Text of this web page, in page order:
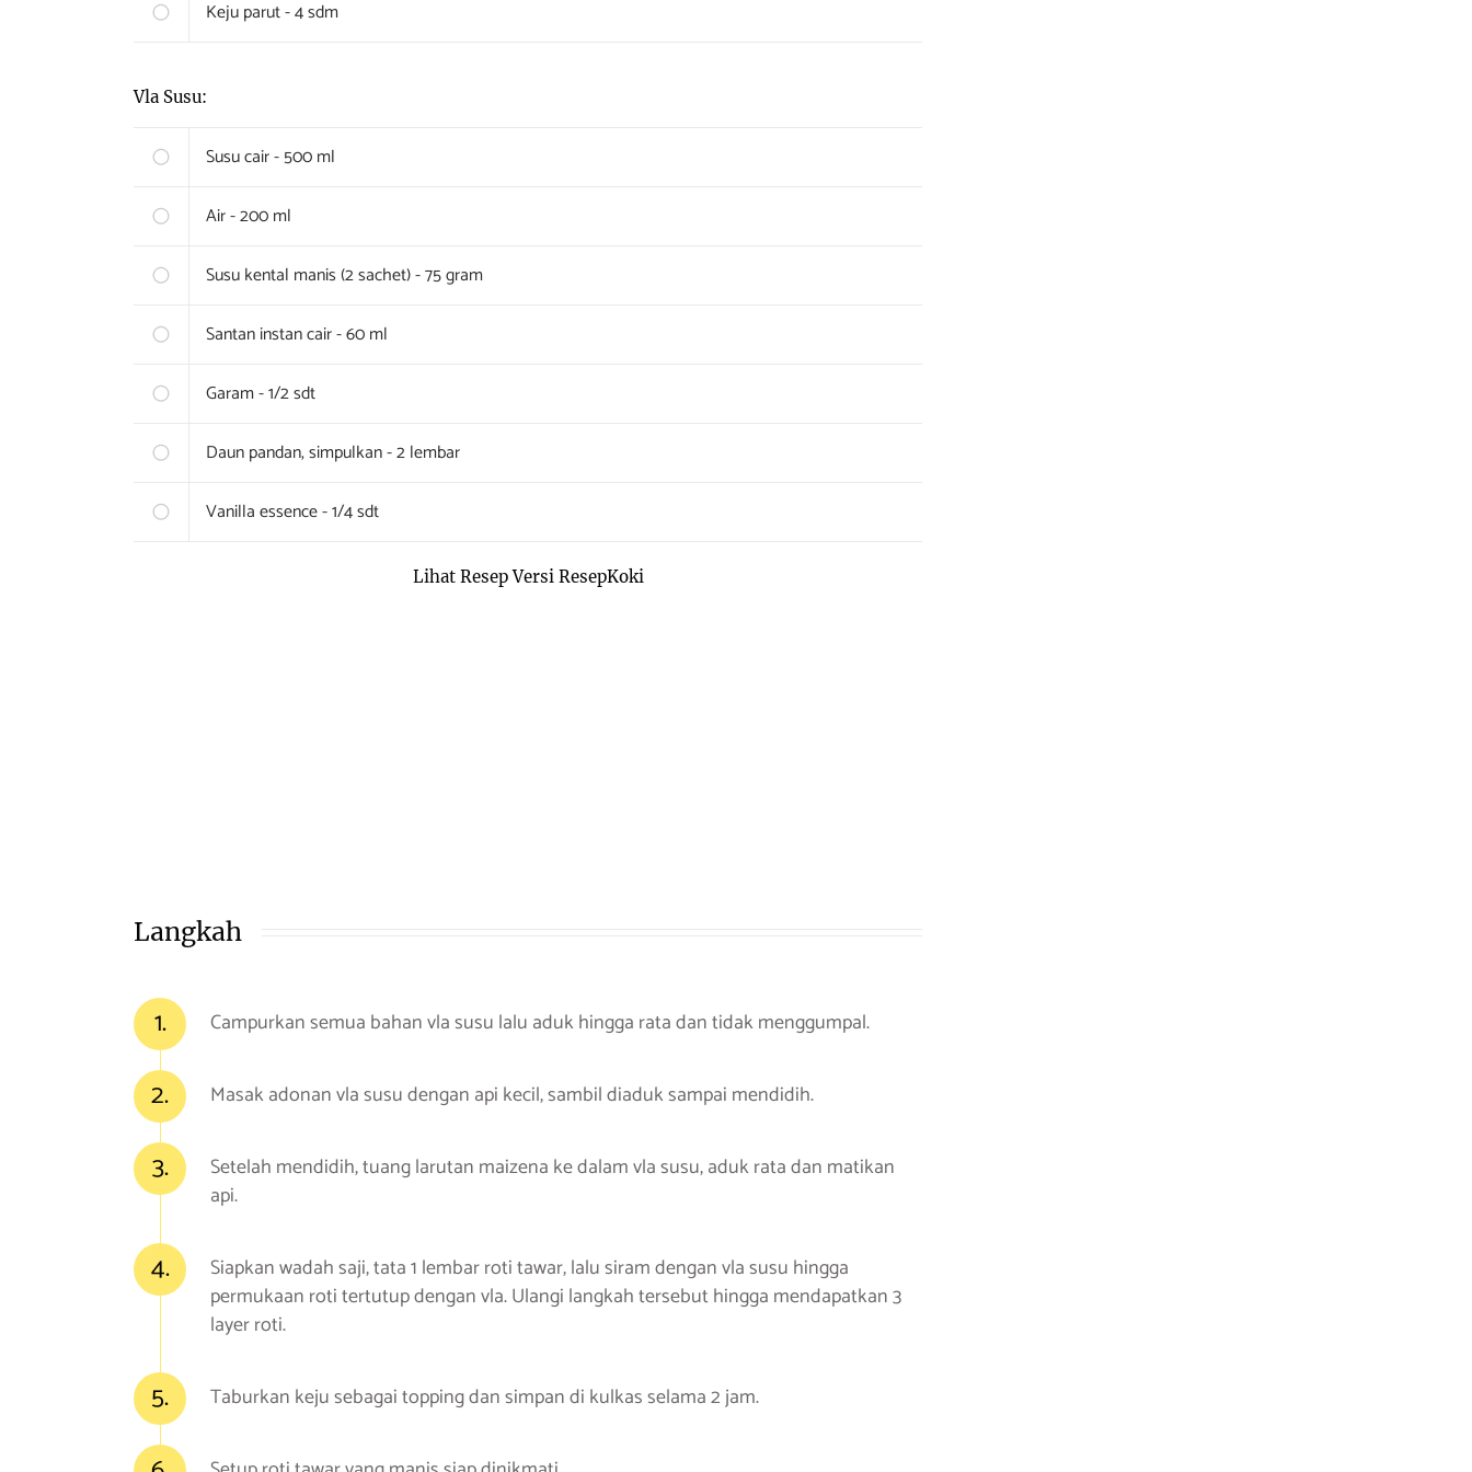
Keju parut - 4 sdm
Vla Susu:
Susu cair - 500 ml
Air - 200 ml
Susu kental manis (2 sachet) - 75 gram
Santan instan cair - 60 ml
Garam - 1/2 sdt
Daun pandan, simpulkan - 2 lembar
Vanilla essence - 1/4 sdt
Lihat Resep Versi ResepKoki
Langkah
1. Campurkan semua bahan vla susu lalu aduk hingga rata dan tidak menggumpal.
2. Masak adonan vla susu dengan api kecil, sambil diaduk sampai mendidih.
3.
Setelah mendidih, tuang larutan maizena ke dalam vla susu, aduk rata dan matikan
api.
4.
Siapkan wadah saji, tata 1 lembar roti tawar, lalu siram dengan vla susu hingga
permukaan roti tertutup dengan vla. Ulangi langkah tersebut hingga mendapatkan 3
layer roti.
5. Taburkan keju sebagai topping dan simpan di kulkas selama 2 jam.